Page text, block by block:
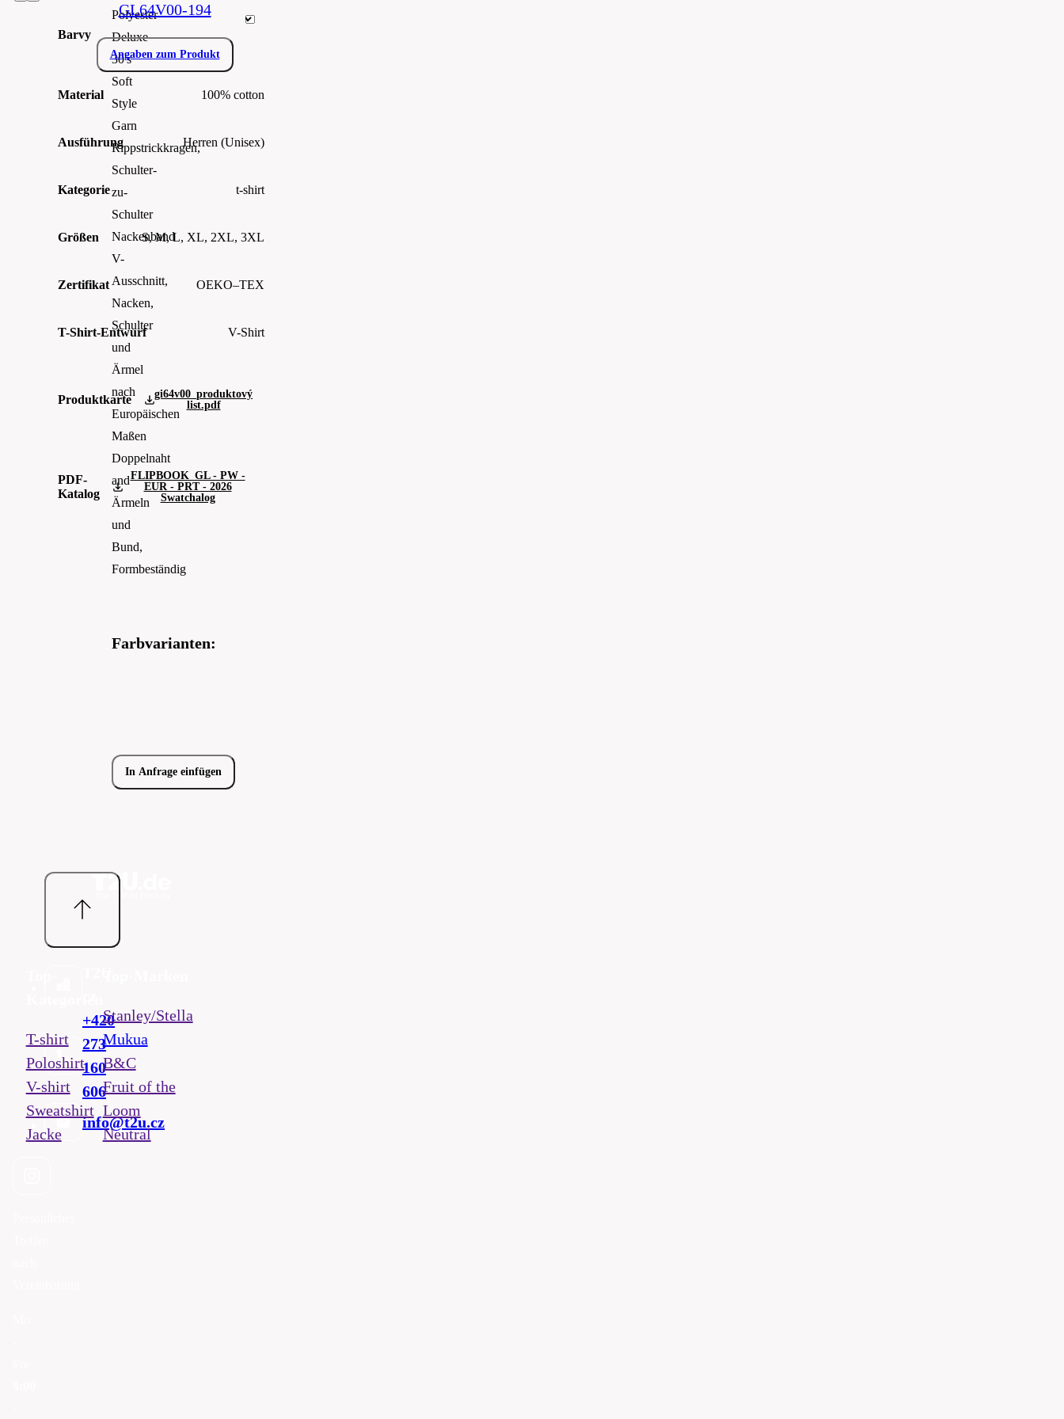
Polyester
Deluxe
30's
Soft
Style
Garn
Rippstrickkragen,
Schulter-
zu-
Schulter
Nackenband
V-
Ausschnitt,
Nacken,
Schulter
und
Ärmel
nach
Europäischen
Maßen
Doppelnaht
and
Ärmeln
und
Bund,
Formbeständig
Farbvarianten:
In Anfrage einfügen
Barvy
Material 100% cotton
Ausführung Herren (Unisex)
Kategorie t-shirt
Größen S, M, L, XL, 2XL, 3XL
Zertifikat OEKO–TEX
T-Shirt-Entwurf V-Shirt
Produktkarte
gi64v00_produktový
list.pdf
PDF-
Katalog
FLIPBOOK_GL - PW -
EUR - PRT - 2026
Swatchalog
GL64V00-194
Angaben zum Produkt
+420
273
160
606
info@t2u.cz
T-shirt
Poloshirt
V-shirt
Sweatshirt
Jacke
Stanley/Stella
Mukua
B&C
Fruit of the
Loom
Neutral